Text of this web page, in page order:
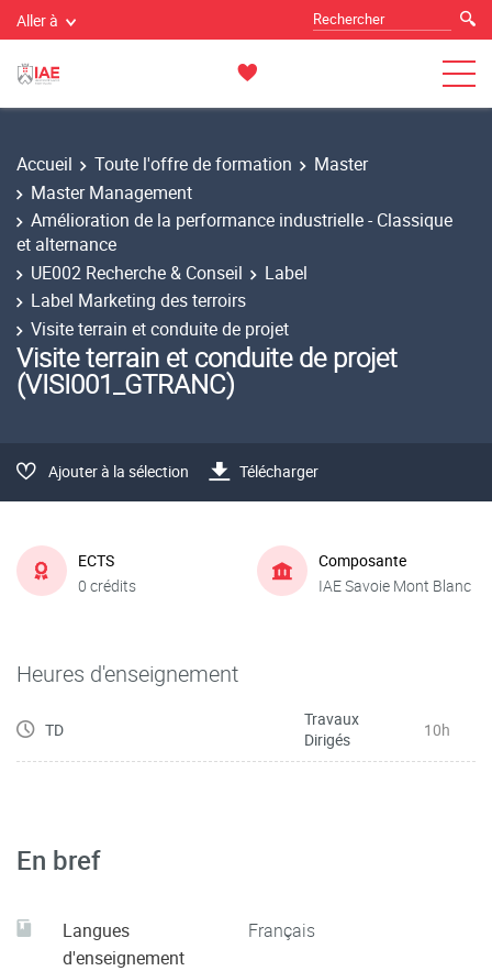
Aller à
Accueil Toute l'offre de formation
Master
Master Management
Amélioration de la performance industrielle - Classique
et alternance
UE002 Recherche & Conseil
Label
Label Marketing des terroirs
Visite terrain et conduite de projet
Visite terrain et conduite de projet
(VISI001_GTRANC)
Ajouter à la sélection Télécharger
ECTS
0 crédits
Composante
IAE Savoie Mont Blanc
Heures d'enseignement
TD
Travaux
Dirigés
10h
En bref
Langues
d'enseignement
Français